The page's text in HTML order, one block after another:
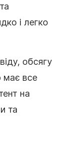
і легко
обсягу
має все
на
та